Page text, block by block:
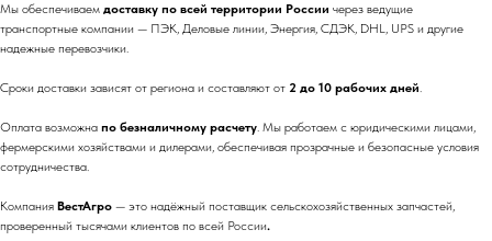
Мы обеспечиваем доставку по всей территории России через ведущие
транспортные компании — ПЭК, Деловые линии, Энергия, СДЭК, DHL, UPS и другие
надежные перевозчики.
Сроки доставки зависят от региона и составляют от 2 до 10 рабочих дней.
Оплата возможна по безналичному расчету. Мы работаем с юридическими лицами,
фермерскими хозяйствами и дилерами, обеспечивая прозрачные и безопасные условия
сотрудничества.
Компания ВестАгро — это надёжный поставщик сельскохозяйственных запчастей,
проверенный тысячами клиентов по всей России.